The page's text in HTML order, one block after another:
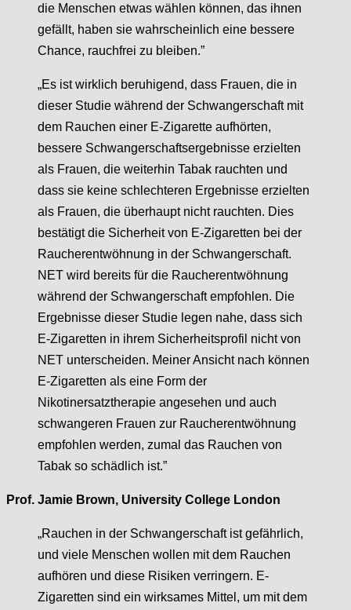
die Menschen etwas wählen können, das ihnen
gefällt, haben sie wahrscheinlich eine bessere
Chance, rauchfrei zu bleiben.”
„Es ist wirklich beruhigend, dass Frauen, die in
dieser Studie während der Schwangerschaft mit
dem Rauchen einer E-Zigarette aufhörten,
bessere Schwangerschaftsergebnisse erzielten
als Frauen, die weiterhin Tabak rauchten und
dass sie keine schlechteren Ergebnisse erzielten
als Frauen, die überhaupt nicht rauchten. Dies
bestätigt die Sicherheit von E-Zigaretten bei der
Raucherentwöhnung in der Schwangerschaft.
NET wird bereits für die Raucherentwöhnung
während der Schwangerschaft empfohlen. Die
Ergebnisse dieser Studie legen nahe, dass sich
E-Zigaretten in ihrem Sicherheitsprofil nicht von
NET unterscheiden. Meiner Ansicht nach können
E-Zigaretten als eine Form der
Nikotinersatztherapie angesehen und auch
schwangeren Frauen zur Raucherentwöhnung
empfohlen werden, zumal das Rauchen von
Tabak so schädlich ist.”
Prof. Jamie Brown, University College London
„Rauchen in der Schwangerschaft ist gefährlich,
und viele Menschen wollen mit dem Rauchen
aufhören und diese Risiken verringern. E-
Zigaretten sind ein wirksames Mittel, um mit dem